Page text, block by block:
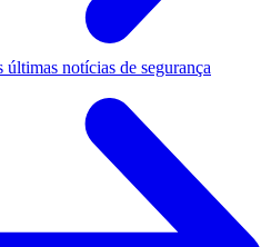
últimas notícias de segurança